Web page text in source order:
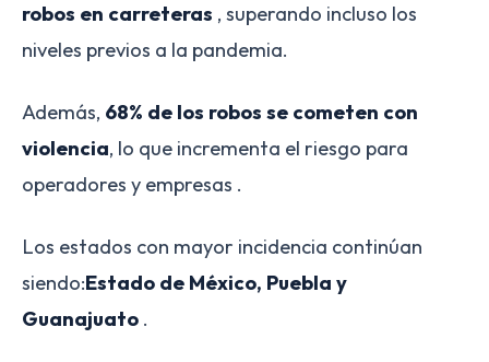
robos en carreteras , superando incluso los
niveles previos a la pandemia.
Además, 68% de los robos se cometen con
violencia, lo que incrementa el riesgo para
operadores y empresas .
Los estados con mayor incidencia continúan
siendo:Estado de México, Puebla y
Guanajuato .